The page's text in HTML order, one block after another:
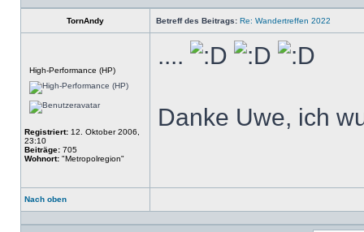
TornAndy Betreff des Beitrags: Re: Wandertreffen 2022
High-Performance (HP)
Registriert: 12. Oktober 2006,
23:10
Beiträge: 705
Wohnort: "Metropolregion"
....
Danke Uwe, ich
Nach oben
Profil